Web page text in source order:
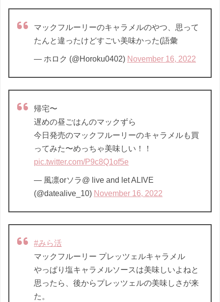
マックフルーリーのキャラメルのやつ、思って
たんと違ったけどすごい美味かった(語彙
— ホロク (@Horoku0402) November 16, 2022
帰宅〜
遅めの昼ごはんのマックずら
今日発売のマックフルーリーのキャラメルも買
ってみた〜めっちゃ美味しい！！
pic.twitter.com/P9c8Q1of5e
— 風凛orソラ@ live and let ALIVE
(@datealive_10) November 16, 2022
#みら活
マックフルーリー プレッツェルキャラメル
やっぱり塩キャラメルソースは美味しいよねと
思ったら、後からプレッツェルの美味しさが来
た。